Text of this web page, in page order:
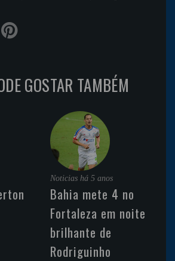
GOSTAR TAMBÉM
Noticias há 5 anos
Bahia mete 4 no
Fortaleza em noite
brilhante de
Rodriguinho